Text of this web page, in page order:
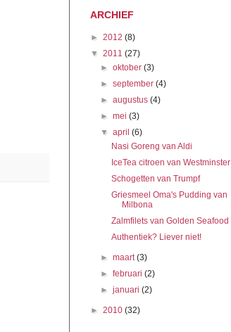
ARCHIEF
► 2012 (8)
▼ 2011 (27)
►oktober(3)
►september(4)
►augustus(4)
►mei(3)
▼april(6)
Nasi Goreng van Aldi
IceTea citroen van Westminster
Schogetten van Trumpf
Griesmeel Oma's Pudding van
Milbona
Zalmfilets van Golden Seafood
Authentiek? Liever niet!
►maart(3)
►februari(2)
►januari(2)
► 2010 (32)